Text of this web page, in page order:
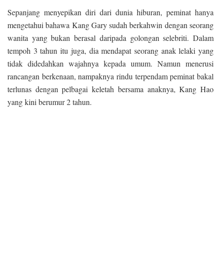
Sepanjang menyepikan diri dari dunia hiburan, peminat hanya
mengetahui bahawa Kang Gary sudah berkahwin dengan seorang
wanita yang bukan berasal daripada golongan selebriti. Dalam
tempoh 3 tahun itu juga, dia mendapat seorang anak lelaki yang
tidak didedahkan wajahnya kepada umum. Namun menerusi
rancangan berkenaan, nampaknya rindu terpendam peminat bakal
terlunas dengan pelbagai keletah bersama anaknya, Kang Hao
yang kini berumur 2 tahun.